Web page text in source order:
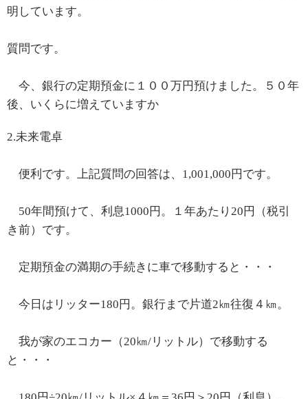
明しています。
質問です。
今、銀行の定期預金に１００万円預けました。５０年
後、いくらに増えていますか
2.未来電卓
便利です。上記質問の回答は、1,001,000円です。
50年間預けて、利息1000円。１年あたり20円（税引
き前）です。
定期預金の満期の手続きに車で移動すると・・・
今日はリッター180円。銀行まで片道2㎞往復４㎞。
我が家のエコカー（20㎞/リットル）で移動する
と・・・